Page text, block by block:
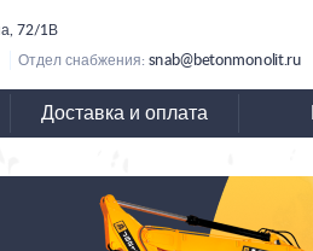
72/1В
Отдел снабжения: snab@betonmonolit.ru
Доставка и оплата